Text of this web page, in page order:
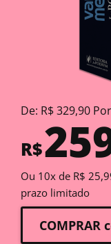
De: R$ 329,90
R$
Ou 10x de R$
prazo limitado